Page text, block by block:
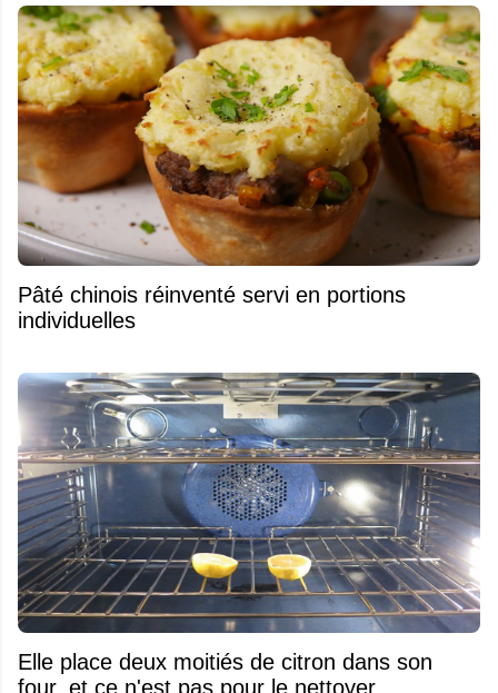
Pâté chinois réinventé servi en portions
individuelles
Elle place deux moitiés de citron dans son
four, et ce n'est pas pour le nettoyer...